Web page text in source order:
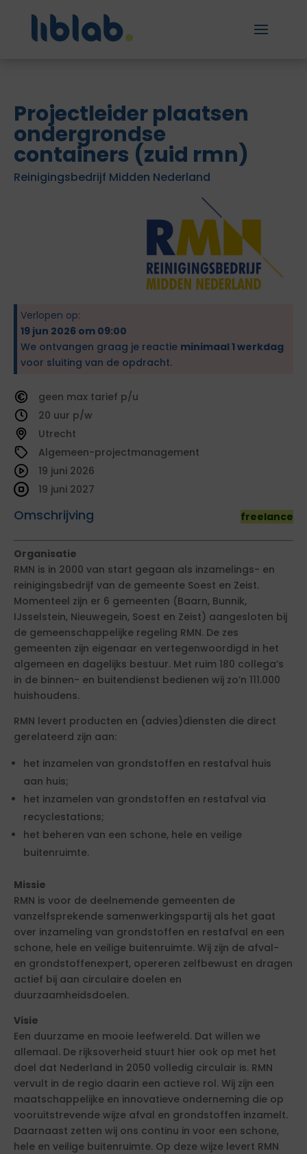
Projectleider plaatsen
ondergrondse
containers (zuid rmn)
Reinigingsbedrijf Midden Nederland
Verlopen op:
19 jun 2026 om 09:00
We ontvangen graag je reactie minimaal 1 werkdag
voor sluiting van de opdracht.
geen
tarief
20
Utrecht
Algemeen-projectmanagement
Omschrijving freelance
19 juni 2026
19 juni 2027
Organisatie
RMN is in 2000 van start gegaan als inzamelings- en
reinigingsbedrijf van de gemeente Soest en Zeist.
Momenteel zijn er 6 gemeenten (Baarn, Bunnik,
IJsselstein, Nieuwegein, Soest en Zeist) aangesloten bij
de gemeenschappelijke regeling RMN. De zes
gemeenten zijn eigenaar en vertegenwoordigd in het
algemeen en dagelijks bestuur. Met ruim 180 collega’s
in de binnen- en buitendienst bedienen wij zo’n 111.000
huishoudens.
RMN levert producten en (advies)diensten die direct
gerelateerd zijn aan:
het inzamelen van grondstoffen en restafval huis
aan huis;
het inzamelen van grondstoffen en restafval via
recyclestations;
het beheren van een schone, hele en veilige
buitenruimte.
Missie
RMN is voor de deelnemende gemeenten de
vanzelfsprekende samenwerkingspartij als het gaat
over inzameling van grondstoffen en restafval en een
schone, hele en veilige buitenruimte. Wij zijn de afval-
en grondstoffenexpert, opereren zelfbewust en dragen
actief bij aan circulaire doelen en
duurzaamheidsdoelen.
Visie
Een duurzame en mooie leefwereld. Dat willen we
allemaal. De rijksoverheid stuurt hier ook op met het
doel dat Nederland in 2050 volledig circulair is. RMN
vervult in de regio daarin een actieve rol. Wij zijn een
maatschappelijke en innovatieve onderneming die op
vooruitstrevende wijze afval en grondstoffen inzamelt.
Daarnaast zetten wij ons continu in voor een schone,
hele en veilige buitenruimte. Op deze wijze levert RMN